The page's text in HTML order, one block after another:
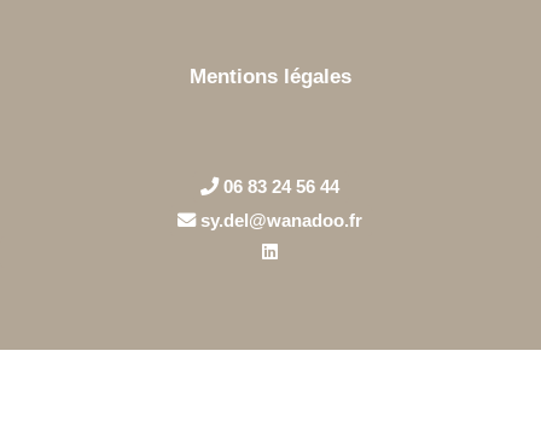
Mentions légales
06 83 24 56 44
sy.del@wanadoo.fr